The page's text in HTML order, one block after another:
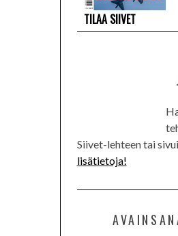
TILAA SIIVET
Siivet-lehteen tai
lisätietoja!